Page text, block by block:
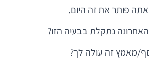
פותר את זה היום.
נתקלת בבעיה הזו?
מאמץ זה עולה לך?